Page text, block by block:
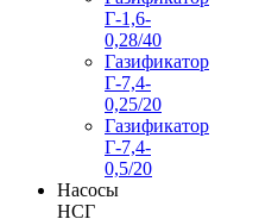
Г-1,6-
0,28/40
Газификатор
Г-7,4-
0,25/20
Газификатор
Г-7,4-
0,5/20
Насосы
НСГ